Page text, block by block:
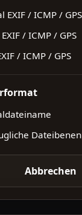
EXIF / ICMP / GPS
/ ICMP / GPS
/ ICMP / GPS
Abbrechen